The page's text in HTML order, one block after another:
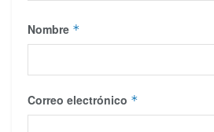
Nombre *
Correo electrónico *